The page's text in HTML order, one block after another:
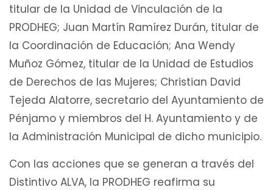
titular de la Unidad de Vinculación de la
PRODHEG; Juan Martín Ramírez Durán, titular de
la Coordinación de Educación; Ana Wendy
Muñoz Gómez, titular de la Unidad de Estudios
de Derechos de las Mujeres; Christian David
Tejeda Alatorre, secretario del Ayuntamiento de
Pénjamo y miembros del H. Ayuntamiento y de
la Administración Municipal de dicho municipio.
Con las acciones que se generan a través del
Distintivo ALVA, la PRODHEG reafirma su